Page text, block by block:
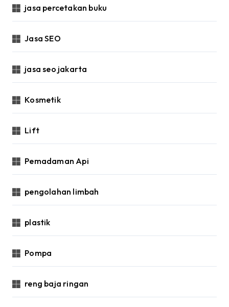
jasa percetakan buku
Jasa SEO
jasa seo jakarta
Kosmetik
Lift
Pemadaman Api
pengolahan limbah
plastik
Pompa
reng baja ringan